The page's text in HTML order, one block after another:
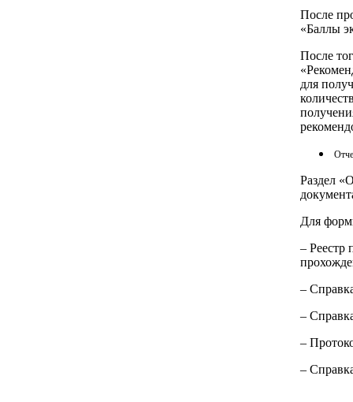
После
«Баллы
После
для
Раздел
Для
– Реестр
–
–
–
–